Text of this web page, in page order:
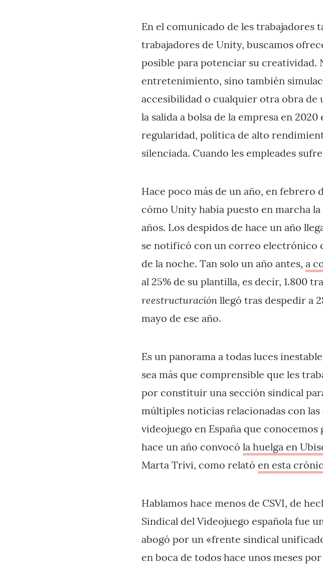
En el comunicado de les trabajadores
trabajadores de Unity, buscamos
posible para potenciar su creatividad.
entretenimiento, sino también
accesibilidad o cualquier otra obra de
la salida a bolsa de la empresa en
regularidad, política de alto
silenciada. Cuando les empleades
Hace poco más de un año, en febrero
cómo Unity había puesto en marcha
años. Los despidos de hace un año
se notificó con un correo electrónico
de la noche. Tan solo un año antes, a
al 25% de su plantilla, es decir, 1.800
reestructuración llegó tras despedir a
mayo de ese año.
Es un panorama a todas luces
sea más que comprensible que les
por constituir una sección sindical
múltiples noticias relacionadas con
videojuego en España que
hace un año convocó la huelga en
Marta Trivi, como relató en esta
Hablamos hace menos de CSVI, de
Sindical del Videojuego española fue
abogó por un «frente sindical
en boca de todos hace unos meses